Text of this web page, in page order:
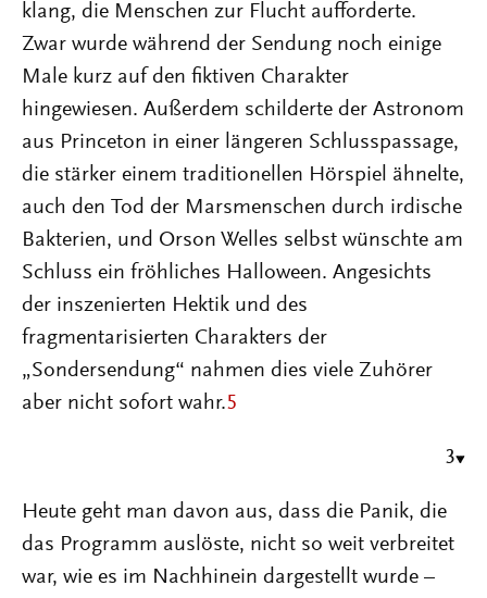
klang, die Menschen zur Flucht aufforderte.
Zwar wurde während der Sendung noch einige
Male kurz auf den fiktiven Charakter
hingewiesen. Außerdem schilderte der Astronom
aus Princeton in einer längeren Schlusspassage,
die stärker einem traditionellen Hörspiel ähnelte,
auch den Tod der Marsmenschen durch irdische
Bakterien, und Orson Welles selbst wünschte am
Schluss ein fröhliches Halloween. Angesichts
der inszenierten Hektik und des
fragmentarisierten Charakters der
„Sondersendung“ nahmen dies viele Zuhörer
aber nicht sofort wahr.5
3
Heute geht man davon aus, dass die Panik, die
das Programm auslöste, nicht so weit verbreitet
war, wie es im Nachhinein dargestellt wurde –